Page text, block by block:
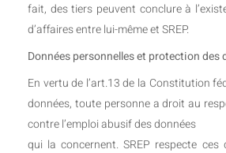
fait, des tiers peuvent conclure à
d’affaires entre lui-même et SREP.
Données personnelles et protection des
En vertu de l’art.13 de la Constitution
données, toute personne a droit au
contre l’emploi abusif des données
qui la concernent. SREP respecte